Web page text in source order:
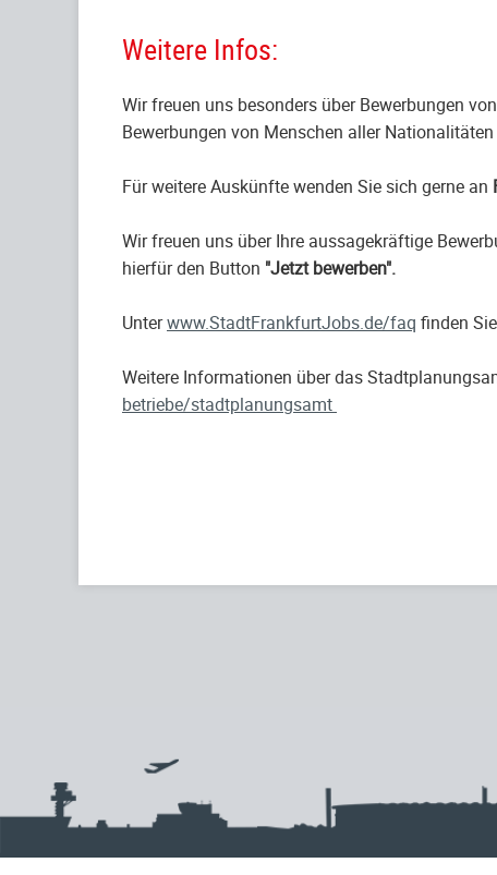
Weitere Infos:
Wir freuen uns besonders über Bewerbungen
Bewerbungen von Menschen aller
Für weitere Auskünfte wenden Sie sich gerne an
Wir freuen uns über Ihre aussagekräftige
hierfür den Button "Jetzt bewerben".
Unterwww.StadtFrankfurtJobs.de/faq finden
Weitere Informationen über das
betriebe/stadtplanungsamt